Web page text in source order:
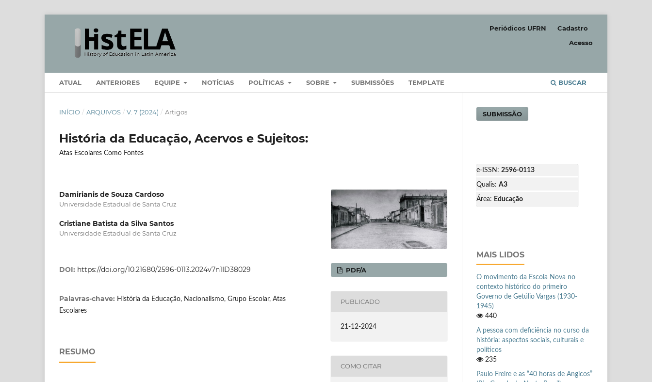
ATUAL ANTERIORES EQUIPE NOTÍCIAS POLÍTICAS SOBRE SUBMISSÕES TEMPLATE BUSCAR
Periódicos UFRN
Cadastro
Acesso
INÍCIO / ARQUIVOS / V. 7 (2024) / Artigos
História da Educação, Acervos e Sujeitos:
Atas Escolares Como Fontes
Damirianis de Souza Cardoso
Universidade Estadual de Santa Cruz
Cristiane Batista da Silva Santos
Universidade Estadual de Santa Cruz
DOI: https://doi.org/10.21680/2596-0113.2024v7n1ID38029
Palavras-chave: História da Educação, Nacionalismo, Grupo Escolar, Atas
Escolares
RESUMO
PDF/A
PUBLICADO
21-12-2024
COMO CITAR
SUBMISSÃO
e-ISSN: 2596-0113
Qualis: A3
Área: Educação
MAIS LIDOS
O movimento da Escola Nova no
contexto histórico do primeiro
Governo de Getúlio Vargas (1930-
1945)
440
A pessoa com deficiência no curso da
história: aspectos sociais, culturais e
políticos
235
Paulo Freire e as “40 horas de Angicos”